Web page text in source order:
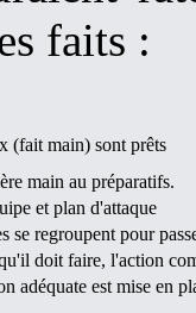
faits :
(fait main) sont prêts
main au préparatifs.
et plan d'attaque
se regroupent pour
doit faire, l'action
adéquate est mise en